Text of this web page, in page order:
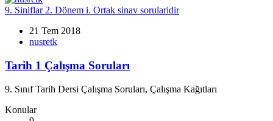
9. Siniflar 2. Dönem i. Ortak sinav sorularidir
21 Tem 2018
nusretk
Tarih 1 Çalışma Soruları
9. Sınıf Tarih Dersi Çalışma Soruları, Çalışma Kağıtları
Konular